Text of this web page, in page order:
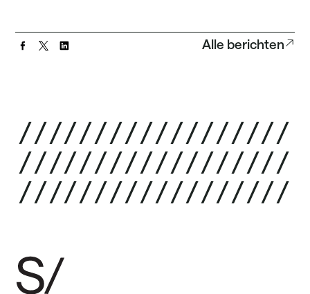
Alle berichten
//////////////////
//////////////////
//////////////////